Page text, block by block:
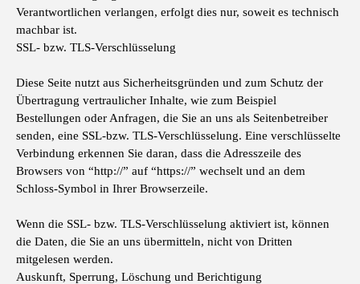
Verantwortlichen verlangen, erfolgt dies nur, soweit es technisch
machbar ist.
SSL- bzw. TLS-Verschlüsselung
Diese Seite nutzt aus Sicherheitsgründen und zum Schutz der
Übertragung vertraulicher Inhalte, wie zum Beispiel
Bestellungen oder Anfragen, die Sie an uns als Seitenbetreiber
senden, eine SSL-bzw. TLS-Verschlüsselung. Eine verschlüsselte
Verbindung erkennen Sie daran, dass die Adresszeile des
Browsers von “http://” auf “https://” wechselt und an dem
Schloss-Symbol in Ihrer Browserzeile.
Wenn die SSL- bzw. TLS-Verschlüsselung aktiviert ist, können
die Daten, die Sie an uns übermitteln, nicht von Dritten
mitgelesen werden.
Auskunft, Sperrung, Löschung und Berichtigung